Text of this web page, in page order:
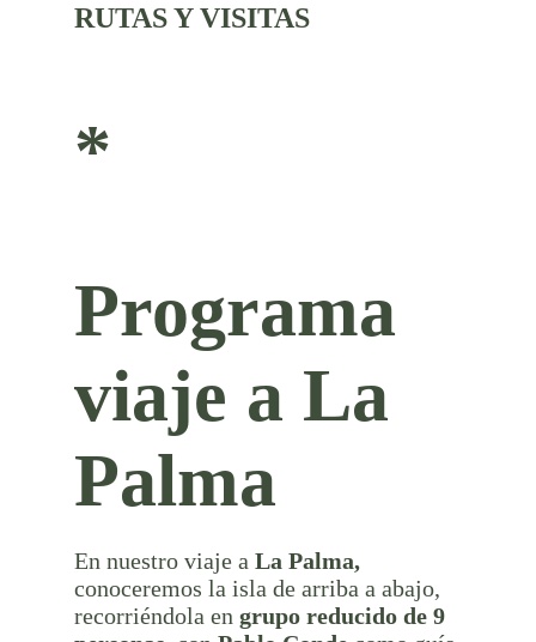
RUTAS Y VISITAS
*
Programa
viaje a La
Palma
En nuestro viaje a La Palma,
conoceremos la isla de arriba a abajo,
recorriéndola en grupo reducido de 9